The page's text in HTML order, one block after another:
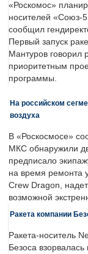
«Роскомос»
носителей «Союз-
сообщил
Первый запуск
Мантуров говорил
приоритетным
программы.
На российском
воздуха
В «Роскосмосе»
МКС обнаружили
предписало
на время ремонта
Crew Dragon,
возможной
Ракета компании
Ракета-носитель
Безоса